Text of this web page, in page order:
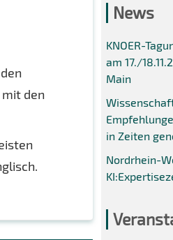
den
News
KNOER-
am 17./
Main
in Zeiten
Nordrhein-